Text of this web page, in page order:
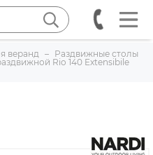
веранд
Раздвижные столы
Rio 140 Extensibile